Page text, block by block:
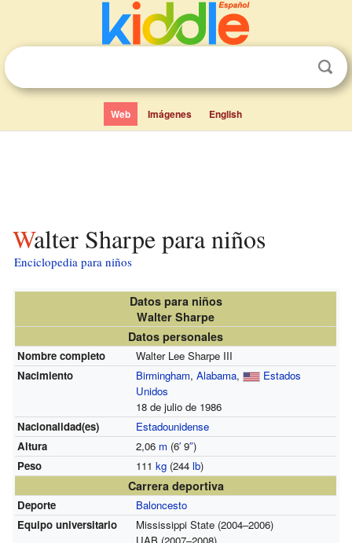
Web Imágenes English
Walter Sharpe para niños
Enciclopedia para niños
Datos para niños
Walter Sharpe
Datos personales
Nombre completo
Walter Lee Sharpe III
Nacimiento
Birmingham, Alabama,
Estados
Unidos
18 de julio de 1986
Nacionalidad(es)
Estadounidense
Altura
2,06 m (6′9″)
Peso
111 kg(244 lb)
Carrera deportiva
Deporte
Baloncesto
Equipo universitario
Mississippi State (2004–2006)
UAB (2007–2008)